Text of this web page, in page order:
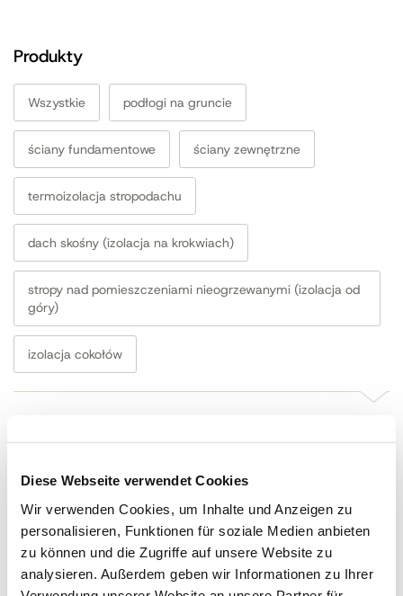
Diese Webseite verwendet Cookies
Wir verwenden Cookies, um Inhalte und Anzeigen zu
personalisieren, Funktionen für soziale Medien anbieten
zu können und die Zugriffe auf unsere Website zu
analysieren. Außerdem geben wir Informationen zu Ihrer
Produkty
Wszystkie podłogi na gruncie
ściany fundamentowe ściany zewnętrzne
termoizolacja stropodachu
dach skośny (izolacja na krokwiach)
stropy nad pomieszczeniami nieogrzewanymi (izolacja od
góry)
izolacja cokołów
Austrotherm XPS TOP-F 30 GK
Austrotherm XPS TOP-F P GK
Austrotherm XPS TOP-F 30 SF